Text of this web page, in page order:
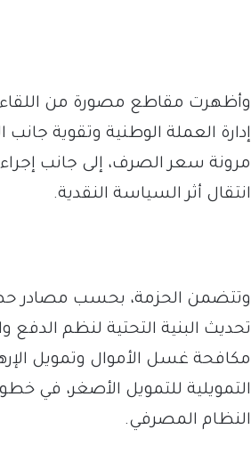
وأظهرت مقاطع مصورة من اللقاء
إدارة العملة الوطنية وتقوية
مرونة سعر الصرف، إلى جانب
انتقال أثر السياسة النقدية.
وتتضمن الحزمة، بحسب مصادر
تحديث البنية التحتية لنظم الدفع
التمويلية للتمويل الأصغر، في
النظام المصرفي.